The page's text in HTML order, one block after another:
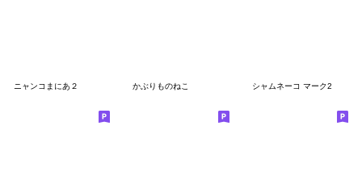
ニャンコまにあ２ かぶりものねこ シャムネーコ マーク2